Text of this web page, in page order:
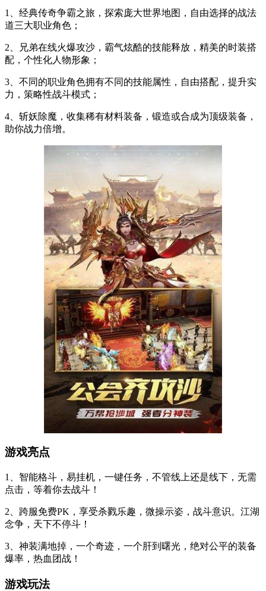
1、经典传奇争霸之旅，探索庞大世界地图，自由选择的战法
道三大职业角色；
2、兄弟在线火爆攻沙，霸气炫酷的技能释放，精美的时装搭
配，个性化人物形象；
3、不同的职业角色拥有不同的技能属性，自由搭配，提升实
力，策略性战斗模式；
4、斩妖除魔，收集稀有材料装备，锻造或合成为顶级装备，
助你战力倍增。
游戏亮点
1、智能格斗，易挂机，一键任务，不管线上还是线下，无需
点击，等着你去战斗！
2、跨服免费PK，享受杀戮乐趣，微操示姿，战斗意识。江湖
念争，天下不停斗！
3、神装满地掉，一个奇迹，一个肝到曙光，绝对公平的装备
爆率，热血团战！
游戏玩法